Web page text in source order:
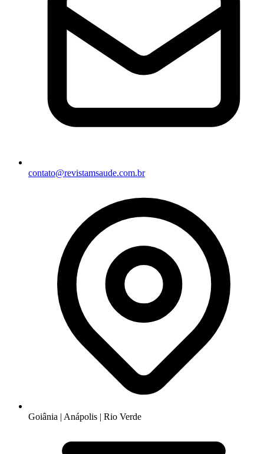
contato@revistamsaude.com.br
Goiânia | Anápolis | Rio Verde